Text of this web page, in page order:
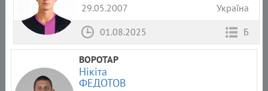
29.05.2007
Україна
01.08.2025
Б
ВОРОТАР
Нікіта
ФЕДОТОВ